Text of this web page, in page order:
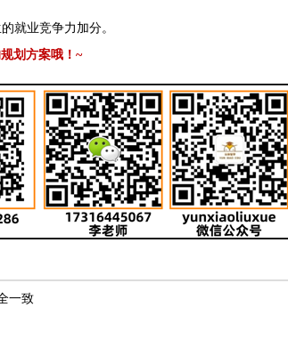
就业竞争力加分。
划方案哦！~
一致